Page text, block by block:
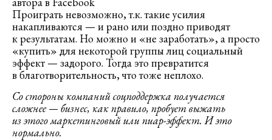
Проиграть невозможно, т.к. такие усилия
накапливаются — и рано или поздно приводят
к результатам. Но можно и «не заработать», а просто
«купить» для некоторой группы лиц социальный
эффект — задорого. Тогда это превратится
в благотворительность, что тоже неплохо.
Со стороны компаний соцподдержка получается
сложнее — бизнес, как правило, пробует выжать
из этого маркетинговый или пиар-эффект. И это
нормально.